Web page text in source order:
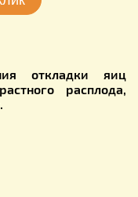
откладки яиц
расплода,